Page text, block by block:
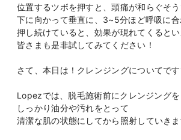
位置するツボを押すと、頭痛が和らぐそ
下に向かって垂直に、3~5分ほど呼吸に
押し続けていると、効果が現れてくると
皆さまも是非試してみてください！
さて、本日は！クレンジングについてです
Lopezでは、脱毛施術前にクレンジング
しっかり油分や汚れをとって
清潔な肌の状態にしてから照射していきま